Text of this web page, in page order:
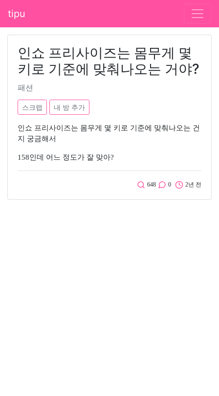
tipu
인쇼 프리사이즈는 몸무게 몇
키로 기준에 맞춰나오는 거야?
패션
스크랩 내 방 추가
인쇼 프리사이즈는 몸무게 몇 키로 기준에 맞춰나오는 건
지 궁금해서
158인데 어느 정도가 잘 맞아?
648 0 2년 전